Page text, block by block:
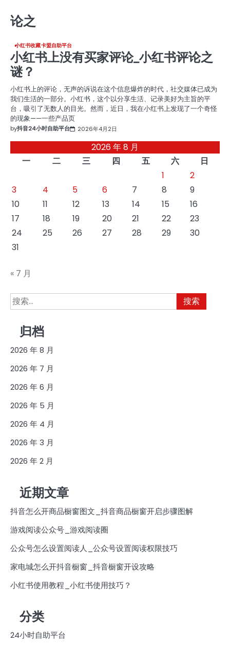
论之
小红书收藏卡盟自助平台
小红书上没有买家评论_小红书评论之
谜？
小红书上的评论，无声的诉说在这个信息爆炸的时代，社交媒体已成为
我们生活的一部分。小红书，这个以分享生活、记录美好为主旨的平
台，吸引了无数人的目光。然而，近日，我在小红书上发现了一个奇怪
的现象——一些产品页
by抖音24小时自助平台 2026年4月2日
2026 年 8 月
一
二 三 四 五 六
日
1
2
3
4 5 6 7 8
9
10
11 12 13 14 15
16
17
18 19 20 21 22
23
24
25 26 27 28 29
30
31
« 7 月
搜
索：
归档
2026 年 8 月
2026 年 7 月
2026 年 6 月
2026 年 5 月
2026 年 4 月
2026 年 3 月
2026 年 2 月
近期文章
抖音怎么开商品橱窗图文_抖音商品橱窗开启步骤图解
游戏阅读公众号_游戏阅读圈
公众号怎么设置阅读人_公众号设置阅读权限技巧
家电城怎么开抖音橱窗_抖音橱窗开设攻略
小红书使用教程_小红书使用技巧？
分类
24小时自助平台